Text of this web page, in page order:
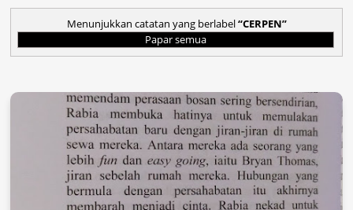
Menunjukkan catatan yang berlabel CERPEN
Papar semua